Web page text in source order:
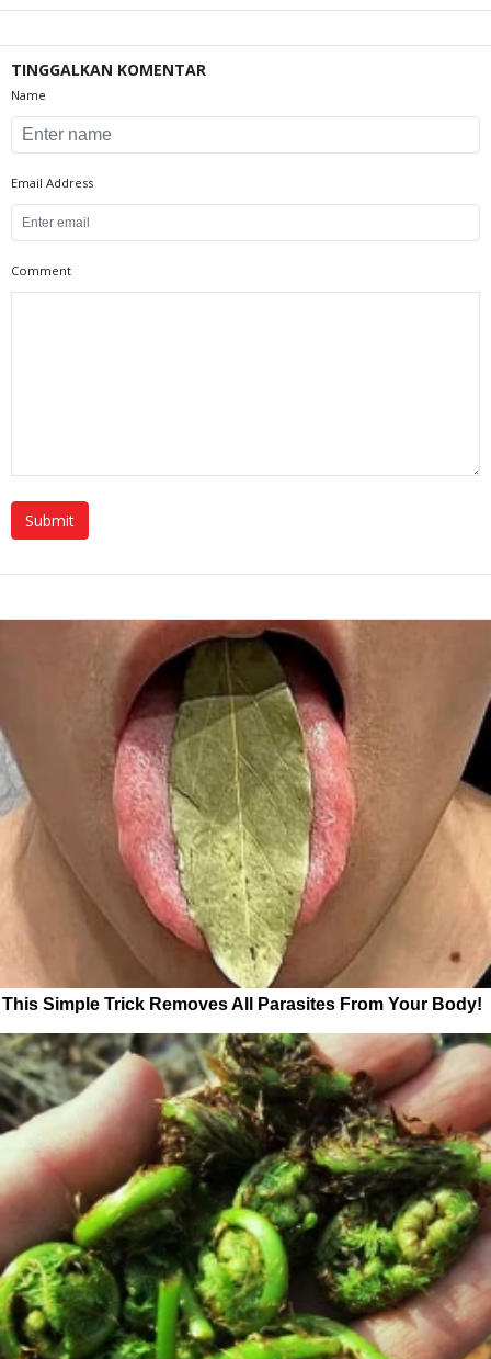
TINGGALKAN KOMENTAR
Name
Email Address
Comment
This Simple Trick Removes All Parasites From Your Body!